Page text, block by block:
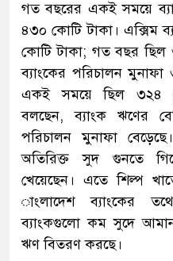
গত বছরের একই সময়ে
৪৩০ কোটি টাকা। এক্সিম
কোটি টাকা; গত বছর ছিল
ব্যাংকের পরিচালন
একই সময়ে ছিল ৩২৪
বলছেন, ব্যাংক ঋণের
পরিচালন মুনাফা
অতিরিক্ত সুদ গুনতে
খেয়েছেন। এতে শিল্প
াংলাদেশ ব্যাংকের
ব্যাংকগুলো কম সুদে
ঋণ বিতরণ করছে।